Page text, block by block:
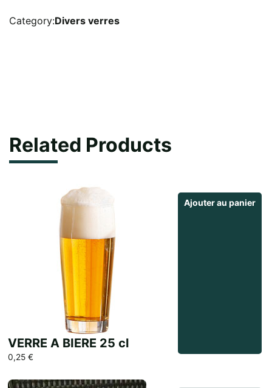
vodka
Category:Divers verres
Related Products
VERRE A BIERE 25 cl
0,25 €
Ajouter au panier